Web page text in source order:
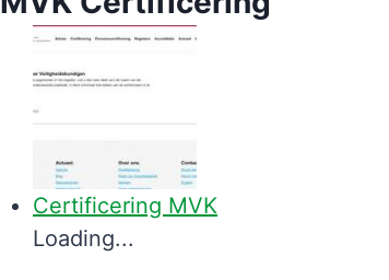
Certificering MVK
Loading...